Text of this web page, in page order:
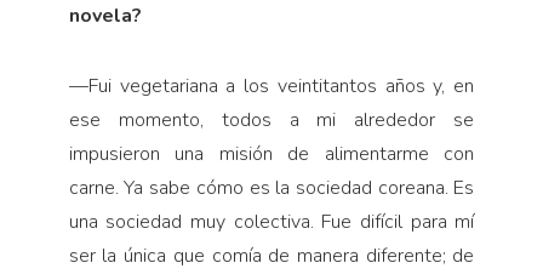
novela?
—Fui vegetariana a los veintitantos años y, en
ese momento, todos a mi alrededor se
impusieron una misión de alimentarme con
carne. Ya sabe cómo es la sociedad coreana. Es
una sociedad muy colectiva. Fue difícil para mí
ser la única que comía de manera diferente; de